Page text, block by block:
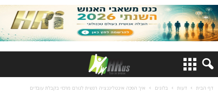
דף הבית דעות בלוגים איך הפכה אינטליגנציה רגשית לגורם מרכזי בקבלת עובדים